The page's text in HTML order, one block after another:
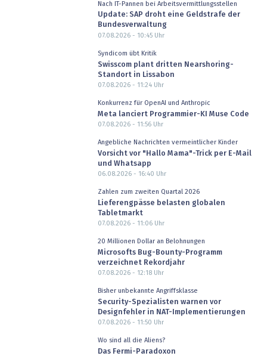
Nach IT-Pannen bei Arbeitsvermittlungsstellen
Update: SAP droht eine Geldstrafe der
Bundesverwaltung
07.08.2026 - 10:45Uhr
Syndicom übt Kritik
Swisscom plant dritten Nearshoring-
Standort in Lissabon
07.08.2026 - 11:24Uhr
Konkurrenz für OpenAI und Anthropic
Meta lanciert Programmier-KI Muse Code
07.08.2026 - 11:56Uhr
Angebliche Nachrichten vermeintlicher Kinder
Vorsicht vor "Hallo Mama"-Trick per E-Mail
und Whatsapp
06.08.2026 - 16:40 Uhr
Zahlen zum zweiten Quartal 2026
Lieferengpässe belasten globalen
Tabletmarkt
07.08.2026 - 11:06Uhr
20 Millionen Dollar an Belohnungen
Microsofts Bug-Bounty-Programm
verzeichnet Rekordjahr
07.08.2026 - 12:18Uhr
Bisher unbekannte Angriffsklasse
Security-Spezialisten warnen vor
Designfehler in NAT-Implementierungen
07.08.2026 - 11:50 Uhr
Wo sind all die Aliens?
Das Fermi-Paradoxon